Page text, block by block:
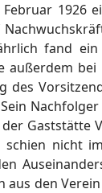
1926
fand
außerdem
des
schien nicht
den